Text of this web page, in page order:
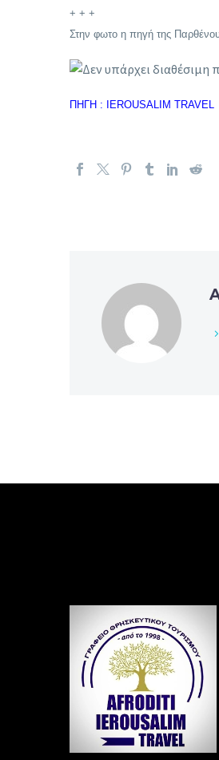
+ + +
Στην φωτο η πηγή της
ΠΗΓΗ : IEROUSALIM TRAVEL